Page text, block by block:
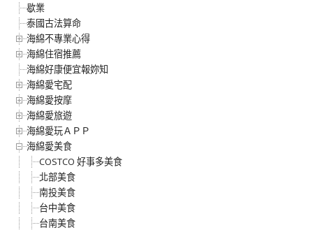
歇業
泰國古法算命
海綿不專業心得
海綿住宿推薦
海綿好康便宜報妳知
海綿愛宅配
海綿愛按摩
海綿愛旅遊
海綿愛玩ＡＰＰ
海綿愛美食
COSTCO 好事多美食
北部美食
南投美食
台中美食
台南美食